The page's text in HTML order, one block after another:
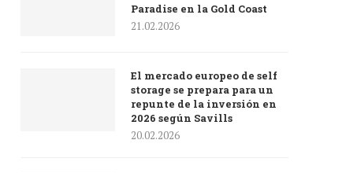
Paradise en la Gold Coast
21.02.2026
El mercado europeo de self
storage se prepara para un
repunte de la inversión en
2026 según Savills
20.02.2026